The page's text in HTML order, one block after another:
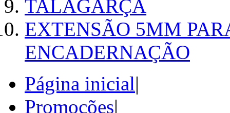
TALAGARÇA
EXTENSÃO 5MM
ENCADERNAÇÃO
Página inicial|
Promoções|